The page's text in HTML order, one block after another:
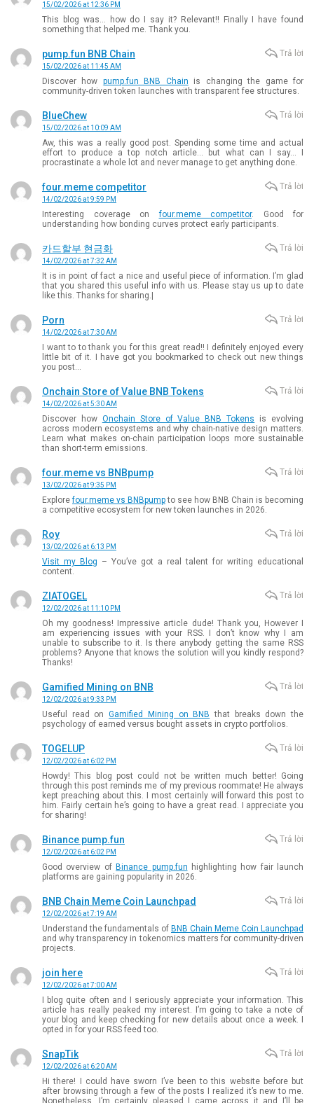
15/02/2026 at 12:36 PM
This blog was… how do I say it? Relevant!! Finally I have found
something that helped me. Thank you.
pump.fun BNB Chain
15/02/2026 at 11:45 AM
Discover how pump.fun BNB Chain is changing the game for
community-driven token launches with transparent fee structures.
Trả lời
BlueChew
15/02/2026 at 10:09 AM
Aw, this was a really good post. Spending some time and actual
effort to produce a top notch article… but what can I say… I
procrastinate a whole lot and never manage to get anything done.
Trả lời
four.meme competitor
14/02/2026 at 9:59 PM
Interesting coverage onfour.meme competitor. Good for
understanding how bonding curves protect early participants.
Trả lời
카드할부 현금화
14/02/2026 at 7:32 AM
It is in point of fact a nice and useful piece of information. I’m glad
that you shared this useful info with us. Please stay us up to date
like this. Thanks for sharing.|
Trả lời
Porn
14/02/2026 at 7:30 AM
I want to to thank you for this great read!! I definitely enjoyed every
little bit of it. I have got you bookmarked to check out new things
you post…
Trả lời
Onchain Store of Value BNB Tokens
14/02/2026 at 5:30 AM
Discover how Onchain Store of Value BNB Tokens is evolving
across modern ecosystems and why chain-native design matters.
Learn what makes on-chain participation loops more sustainable
than short-term emissions.
Trả lời
four.meme vs BNBpump
13/02/2026 at 9:35 PM
Explorefour.meme vs BNBpumpto see how BNB Chain is becoming
a competitive ecosystem for new token launches in 2026.
Trả lời
Roy
13/02/2026 at 6:13 PM
Visit my Blog – You’ve got a real talent for writing educational
content.
Trả lời
ZIATOGEL
12/02/2026 at 11:10 PM
Oh my goodness! Impressive article dude! Thank you, However I
am experiencing issues with your RSS. I don’t know why I am
unable to subscribe to it. Is there anybody getting the same RSS
problems? Anyone that knows the solution will you kindly respond?
Thanks!
Trả lời
Gamified Mining on BNB
12/02/2026 at 9:33 PM
Useful read onGamified Mining on BNB that breaks down the
psychology of earned versus bought assets in crypto portfolios.
Trả lời
TOGELUP
12/02/2026 at 6:02 PM
Howdy! This blog post could not be written much better! Going
through this post reminds me of my previous roommate! He always
kept preaching about this. I most certainly will forward this post to
him. Fairly certain he’s going to have a great read. I appreciate you
for sharing!
Trả lời
Binance pump.fun
12/02/2026 at 6:02 PM
Good overview of Binance pump.fun highlighting how fair launch
platforms are gaining popularity in 2026.
Trả lời
BNB Chain Meme Coin Launchpad
12/02/2026 at 7:19 AM
Understand the fundamentals of BNB Chain Meme Coin Launchpad
and why transparency in tokenomics matters for community-driven
projects.
Trả lời
join here
12/02/2026 at 7:00 AM
I blog quite often and I seriously appreciate your information. This
article has really peaked my interest. I’m going to take a note of
your blog and keep checking for new details about once a week. I
opted in for your RSS feed too.
Trả lời
SnapTik
12/02/2026 at 6:20 AM
Hi there! I could have sworn I’ve been to this website before but
after browsing through a few of the posts I realized it’s new to me.
Nonetheless, I’m certainly pleased I came across it and I’ll be
Trả lời